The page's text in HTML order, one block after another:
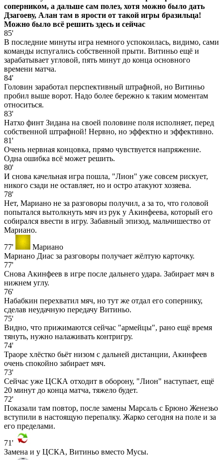
соперником, а дальше сам полез, хотя можно было дать
Дзагоеву, Алан там в ярости от такой игры бразильца!
Можно было всё решить здесь и сейчас
85'
В последние минуты игра немного успокоилась, видимо, сами
команды испугались собственной прыти. Витиньо ещё и
зарабатывает угловой, пять минут до конца основного
времени матча.
84'
Головин заработал перспективный штрафной, но Витиньо
пробил выше ворот. Надо более бережно к таким моментам
относиться.
83'
Натхо финт Зидана на своей половине поля исполняет, перед
собственной штрафной! Нервно, но эффектно и эффективно.
81'
Очень нервная концовка, прямо чувствуется напряжение.
Одна ошибка всё может решить.
80'
И снова качельная игра пошла, "Лион" уже совсем рискует,
никого сзади не оставляет, но и остро атакуют хозяева.
78'
Нет, Мариано не за разговоры получил, а за то, что головой
попытался вытолкнуть мяч из рук у Акинфеева, который его
собирался ввести в игру. Забавный эпизод, мальчишество от
Мариано.
77'
Мариано
Мариано Диас за разговоры получает жёлтую карточку.
77'
Снова Акинфеев в игре после дальнего удара. Забирает мяч в
нижнем углу.
76'
Набабкин перехватил мяч, но тут же отдал его сопернику,
сделав неудачную передачу Витиньо.
75'
Видно, что прижимаются сейчас "армейцы", рано ещё время
тянуть, нужно налаживать контригру.
74'
Траоре хлёстко бьёт низом с дальней дистанции, Акинфеев
очень спокойно забирает мяч.
73'
Сейчас уже ЦСКА отходит в оборону, "Лион" наступает, ещё
20 минут до конца матча, тяжело будет.
72'
Показали там повтор, после замены Марсаль с Брюно Женезьо
вступили в настоящую перепалку. Жарко сегодня на поле и за
его пределами.
71'
Замена и у ЦСКА, Витиньо вместо Мусы.